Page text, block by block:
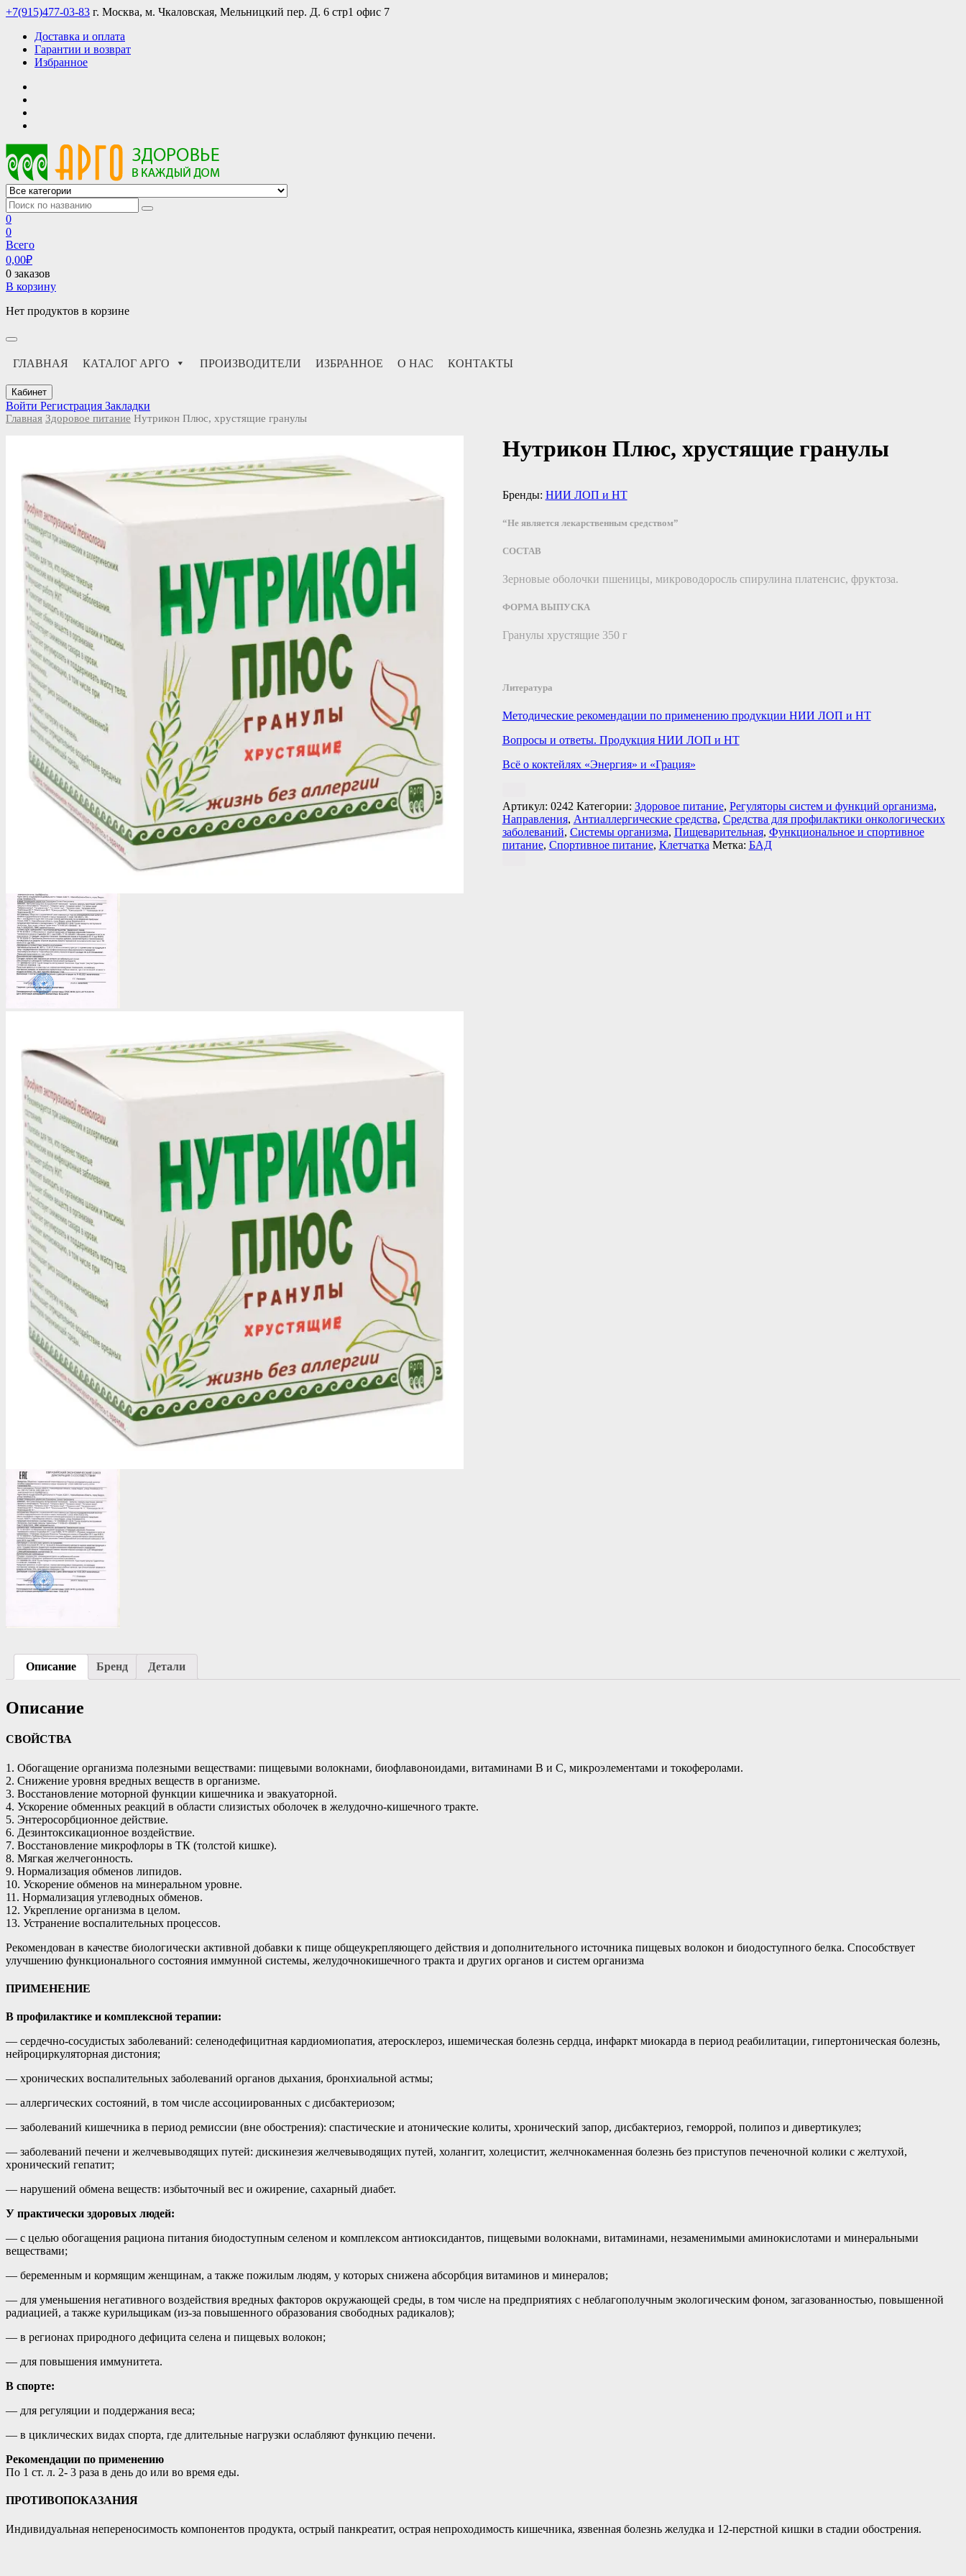
Skip
content
+7(915)477-03-83 г. Москва, м. Чкаловская, Мельницкий пер. Д. 6 стр1 офис 7
Доставка и оплата
Гарантии и возврат
Избранное
АРГО интернет магазин, доставка в Москве и по всей России
АРГО каталог каталог продукции, официальные цены
0
0
Всего
0,00₽
0 заказов
В корзину
Нет продуктов в корзине
ГЛАВНАЯ КАТАЛОГ АРГО ПРОИЗВОДИТЕЛИ ИЗБРАННОЕ О НАС КОНТАКТЫ
Кабинет
Войти Регистрация Закладки
Главная Здоровое питание Нутрикон Плюс, хрустящие гранулы
Нутрикон Плюс, хрустящие гранулы
Бренды: НИИ ЛОП и НТ
“Не является лекарственным средством”
СОСТАВ
Зерновые оболочки пшеницы, микроводоросль спирулина платенсис, фруктоза.
ФОРМА ВЫПУСКА
Гранулы хрустящие 350 г
Литература
Методические рекомендации по применению продукции НИИ ЛОП и НТ
Вопросы и ответы. Продукция НИИ ЛОП и НТ
Всё о коктейлях «Энергия» и «Грация»
Артикул: 0242 Категории: Здоровое питание, Регуляторы систем и функций организма,
Направления, Антиаллергические средства, Средства для профилактики онкологических
заболеваний, Системы организма, Пищеварительная, Функциональное и спортивное
питание, Спортивное питание, Клетчатка Метка: БАД
Описание Бренд Детали
Описание
СВОЙСТВА
1. Обогащение организма полезными веществами: пищевыми волокнами, биофлавоноидами, витаминами В и С, микроэлементами и токоферолами.
2. Снижение уровня вредных веществ в организме.
3. Восстановление моторной функции кишечника и эвакуаторной.
4. Ускорение обменных реакций в области слизистых оболочек в желудочно-кишечного тракте.
5. Энтеросорбционное действие.
6. Дезинтоксикационное воздействие.
7. Восстановление микрофлоры в ТК (толстой кишке).
8. Мягкая желчегонность.
9. Нормализация обменов липидов.
10. Ускорение обменов на минеральном уровне.
11. Нормализация углеводных обменов.
12. Укрепление организма в целом.
13. Устранение воспалительных процессов.
Рекомендован в качестве биологически активной добавки к пище общеукрепляющего действия и дополнительного источника пищевых волокон и биодоступного белка. Способствует
улучшению функционального состояния иммунной системы, желудочнокишечного тракта и других органов и систем организма
ПРИМЕНЕНИЕ
В профилактике и комплексной терапии:
— сердечно-сосудистых заболеваний: селенодефицитная кардиомиопатия, атеросклероз, ишемическая болезнь сердца, инфаркт миокарда в период реабилитации, гипертоническая болезнь,
нейроциркуляторная дистония;
— хронических воспалительных заболеваний органов дыхания, бронхиальной астмы;
— аллергических состояний, в том числе ассоциированных с дисбактериозом;
— заболеваний кишечника в период ремиссии (вне обострения): спастические и атонические колиты, хронический запор, дисбактериоз, геморрой, полипоз и дивертикулез;
— заболеваний печени и желчевыводящих путей: дискинезия желчевыводящих путей, холангит, холецистит, желчнокаменная болезнь без приступов печеночной колики с желтухой,
хронический гепатит;
— нарушений обмена веществ: избыточный вес и ожирение, сахарный диабет.
У практически здоровых людей:
— с целью обогащения рациона питания биодоступным селеном и комплексом антиоксидантов, пищевыми волокнами, витаминами, незаменимыми аминокислотами и минеральными
веществами;
— беременным и кормящим женщинам, а также пожилым людям, у которых снижена абсорбция витаминов и минералов;
— для уменьшения негативного воздействия вредных факторов окружающей среды, в том числе на предприятиях с неблагополучным экологическим фоном, загазованностью, повышенной
радиацией, а также курильщикам (из-за повышенного образования свободных радикалов);
— в регионах природного дефицита селена и пищевых волокон;
— для повышения иммунитета.
В спорте:
— для регуляции и поддержания веса;
— в циклических видах спорта, где длительные нагрузки ослабляют функцию печени.
Рекомендации по применению
По 1 ст. л. 2- 3 раза в день до или во время еды.
ПРОТИВОПОКАЗАНИЯ
Индивидуальная непереносимость компонентов продукта, острый панкреатит, острая непроходимость кишечника, язвенная болезнь желудка и 12-перстной кишки в стадии обострения.